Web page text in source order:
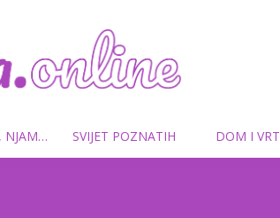
NJAM… SVIJET POZNATIH DOM I VRT